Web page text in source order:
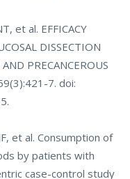
et al. EFFICACY
DISSECTION
PRECANCEROUS
7. doi:
et al. Consumption of
by patients with
case-control study